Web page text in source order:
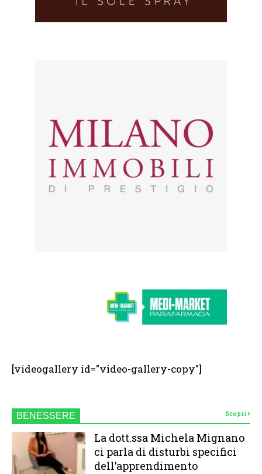
[videogallery id="video-gallery-copy"]
BENESSERE Scopri
La dott.ssa Michela Mignano
ci parla di disturbi specifici
dell’apprendimento